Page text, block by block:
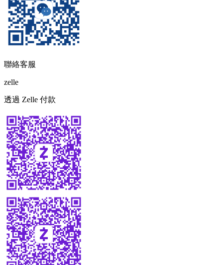
聯絡客服
zelle
透過 Zelle 付款